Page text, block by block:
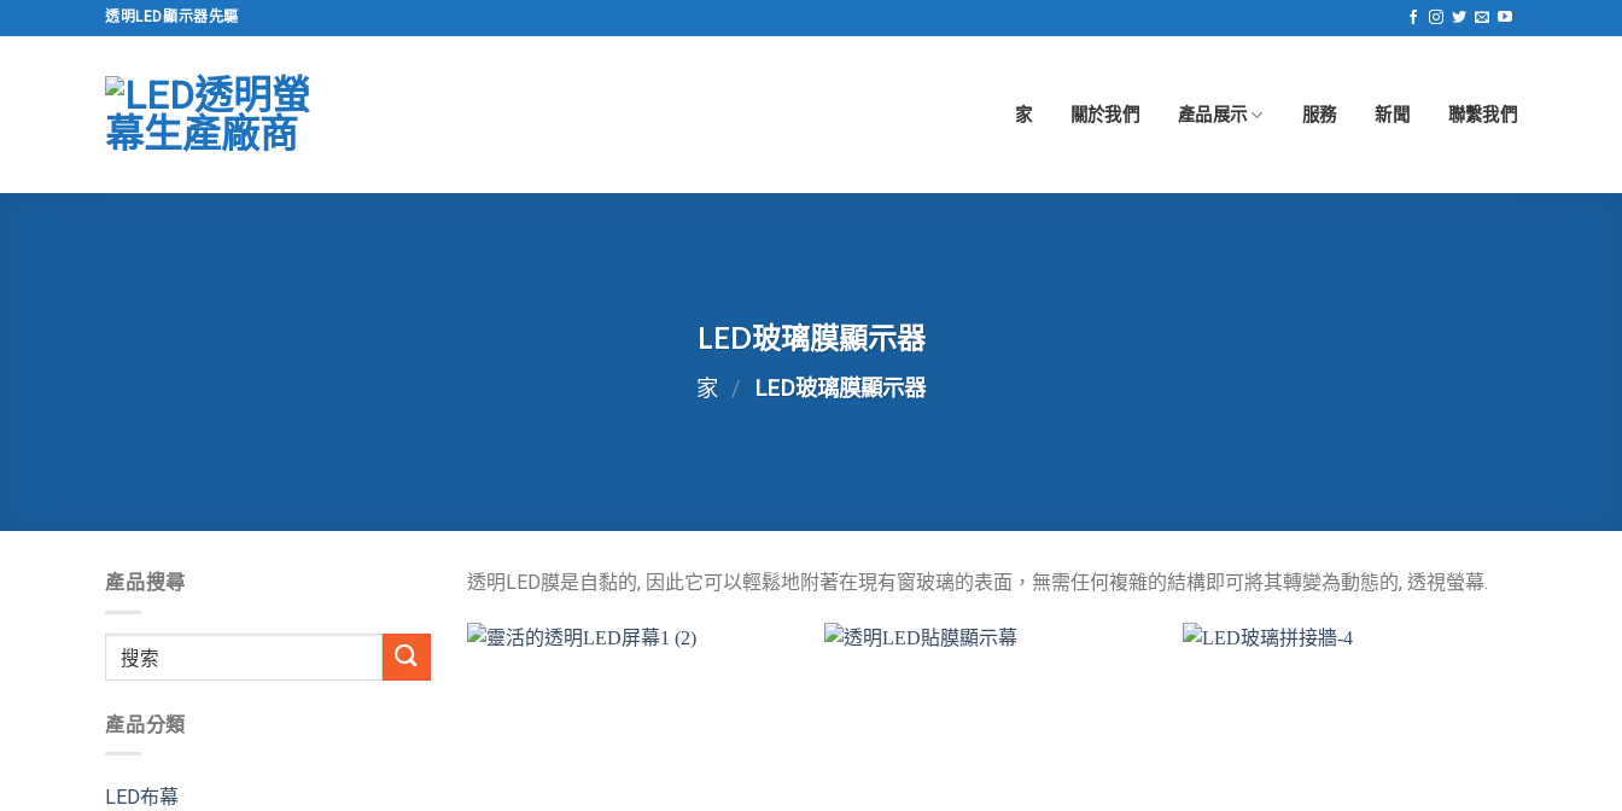
到
透明LED顯示器先驅
家 關於我們 產品展示 服務 新聞 聯繫我們
LED玻璃膜顯示器
家 / LED玻璃膜顯示器
產品搜尋
索:
產品分類
LED布幕
透明LED膜是自黏的, 因此它可以輕鬆地附著在現有窗玻璃的表面，無需任何複雜的結構即可將其轉變為動態的, 透視螢幕.